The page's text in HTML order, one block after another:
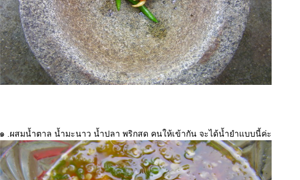
๑ .ผสมน้ำตาล น้ำมะนาว น้ำปลา พริกสด คนให้เข้ากัน จะได้น้ำยำแบบนี้ค่ะ